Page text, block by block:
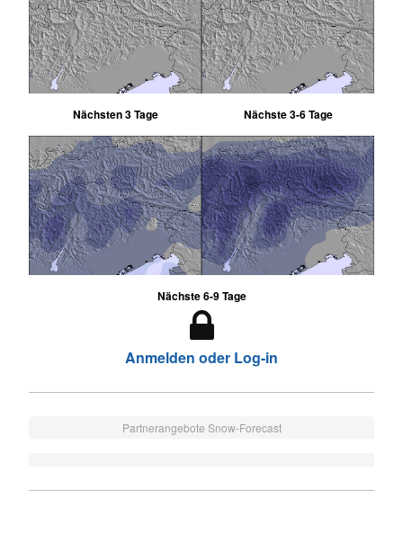
Nächsten 3 Tage Nächste 3-6 Tage
Nächste 6-9 Tage
Anmelden oder Log-in
Partnerangebote Snow-Forecast